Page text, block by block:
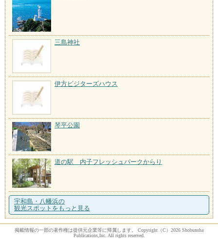
三島神社
伊方ビジターズハウス
琴平公園
道の駅 内子フレッシュパークからり
宇和島・八幡浜の
観光スポットをもっと見る
掲載情報の一部の著作権は提供元企業等に帰属します。 Copyright（C）2026 Shobunsha
Publications,Inc. All rights reserved.